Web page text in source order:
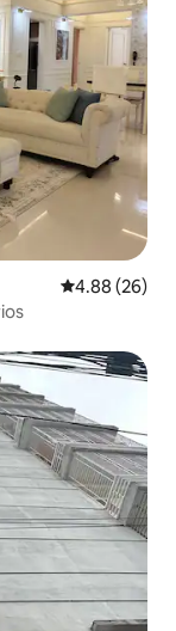
Calificación
4.88 (26)